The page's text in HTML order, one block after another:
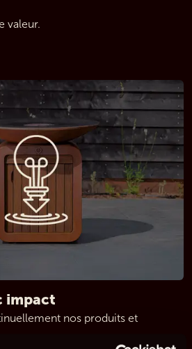
valeur.
impact
nos produits et